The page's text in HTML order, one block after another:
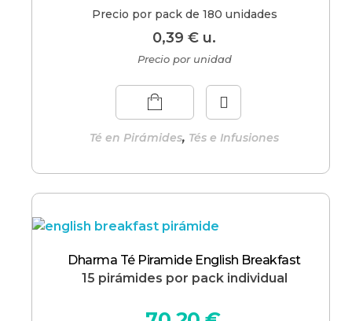
0,39€ u.
Precio por pack de 180 unidades
Té en Pirámides, Tés e Infusiones
Precio por unidad
Dharma Té Piramide English Breakfast
15 pirámides por pack individual